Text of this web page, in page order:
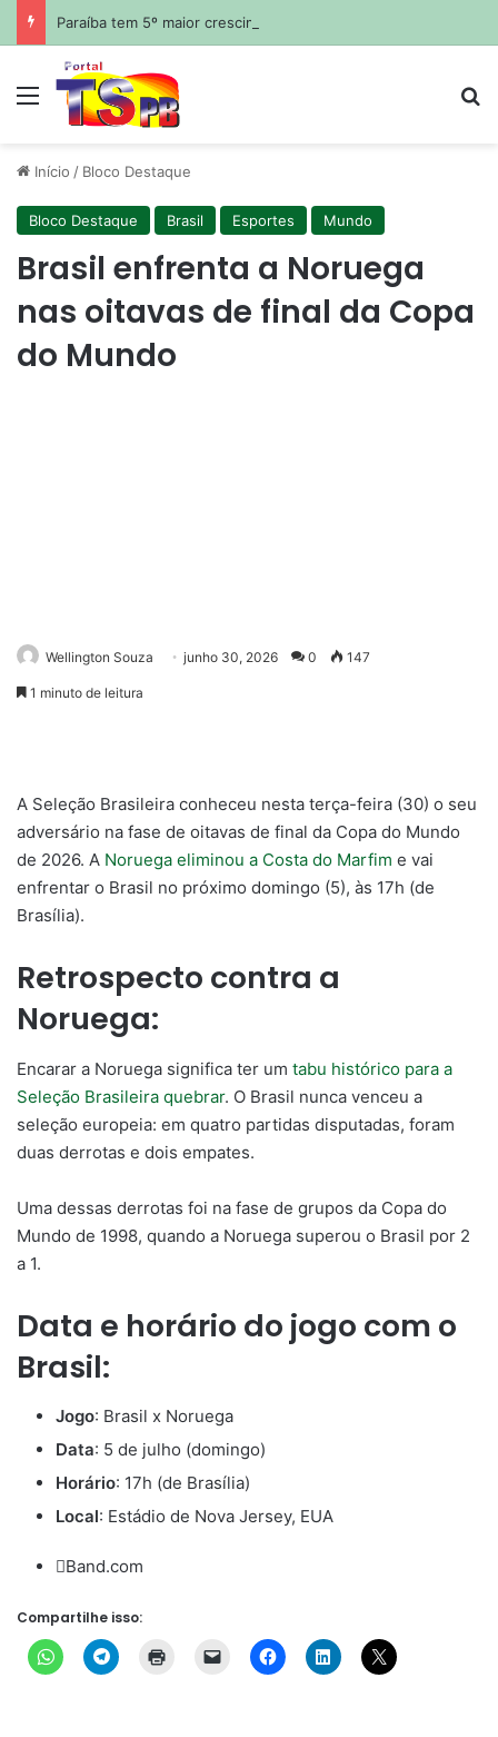
Menu
Início / Bloco Destaque
Bloco Destaque Brasil Esportes Mundo
Brasil enfrenta a Noruega
nas oitavas de final da Copa
do Mundo
Wellington Souza junho 30, 2026 0 147
1 minuto de leitura
A Seleção Brasileira conheceu nesta terça-feira (30) o seu
adversário na fase de oitavas de final da Copa do Mundo
de 2026. A Noruega eliminou a Costa do Marfim e vai
enfrentar o Brasil no próximo domingo (5), às 17h (de
Brasília).
Retrospecto contra a
Noruega:
Encarar a Noruega significa ter um tabu histórico para a
Seleção Brasileira quebrar. O Brasil nunca venceu a
seleção europeia: em quatro partidas disputadas, foram
duas derrotas e dois empates.
Uma dessas derrotas foi na fase de grupos da Copa do
Mundo de 1998, quando a Noruega superou o Brasil por 2
a 1.
Data e horário do jogo com o
Brasil:
Jogo: Brasil x Noruega
Data: 5 de julho (domingo)
Horário: 17h (de Brasília)
Local: Estádio de Nova Jersey, EUA
Band.com
Compartilhe isso: